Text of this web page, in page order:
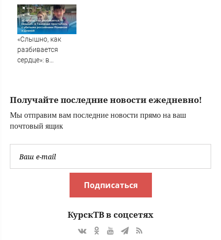
Калевалы
«Слышно, как
разбивается
сердце»: в
россиянами
Дианой
Получайте последние новости ежедневно!
Мы отправим вам последние новости прямо на ваш
почтовый ящик
Подписаться
КурскТВ в соцсетях